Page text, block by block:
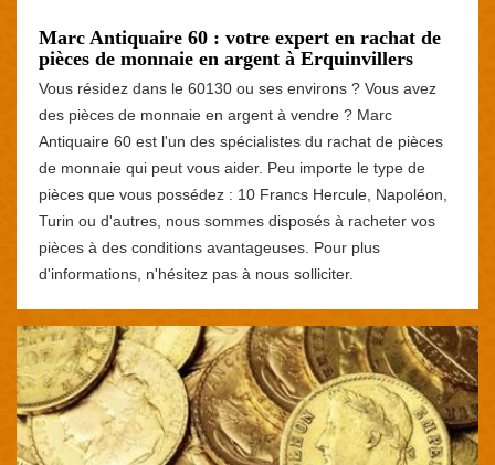
Marc Antiquaire 60 : votre expert en rachat de
pièces de monnaie en argent à Erquinvillers
Vous résidez dans le 60130 ou ses environs ? Vous avez
des pièces de monnaie en argent à vendre ? Marc
Antiquaire 60 est l'un des spécialistes du rachat de pièces
de monnaie qui peut vous aider. Peu importe le type de
pièces que vous possédez : 10 Francs Hercule, Napoléon,
Turin ou d'autres, nous sommes disposés à racheter vos
pièces à des conditions avantageuses. Pour plus
d'informations, n'hésitez pas à nous solliciter.